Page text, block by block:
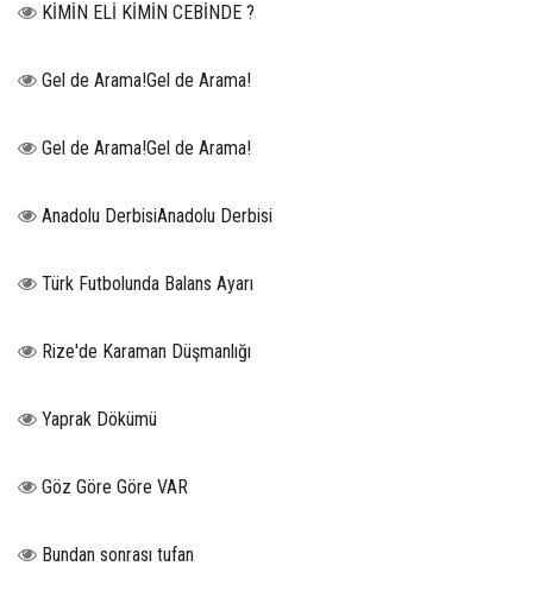
KİMİN ELİ KİMİN CEBİNDE ?
Gel de Arama!Gel de Arama!
Gel de Arama!Gel de Arama!
Anadolu DerbisiAnadolu Derbisi
Türk Futbolunda Balans Ayarı
Rize'de Karaman Düşmanlığı
Yaprak Dökümü
Göz Göre Göre VAR
Bundan sonrası tufan